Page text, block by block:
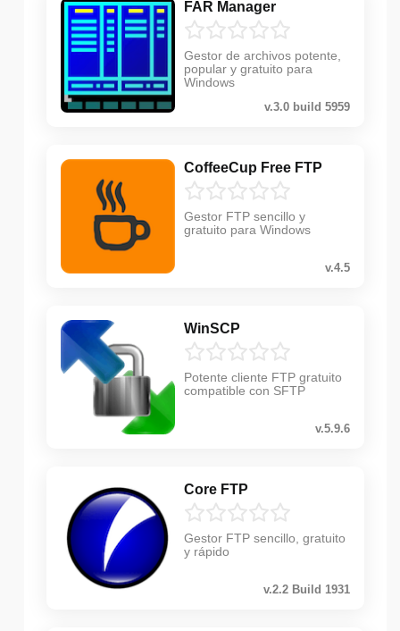
FAR Manager
Gestor de archivos potente,
popular y gratuito para
Windows
v.3.0 build 5959
CoffeeCup Free FTP
Gestor FTP sencillo y
gratuito para Windows
v.4.5
WinSCP
Potente cliente FTP gratuito
compatible con SFTP
v.5.9.6
Core FTP
Gestor FTP sencillo, gratuito
y rápido
v.2.2 Build 1931